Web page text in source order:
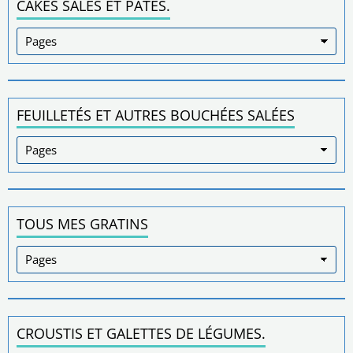
CAKES SALÉS ET PÂTÉS.
FEUILLETÉS ET AUTRES BOUCHÉES SALÉES
TOUS MES GRATINS
CROUSTIS ET GALETTES DE LÉGUMES.